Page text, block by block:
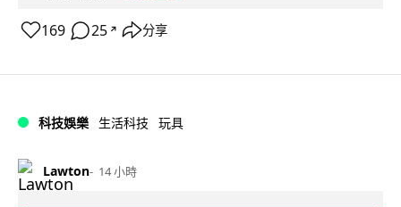
169 25 ↗ 分享
科技娛樂 生活科技 玩具
Lawton 14 小時